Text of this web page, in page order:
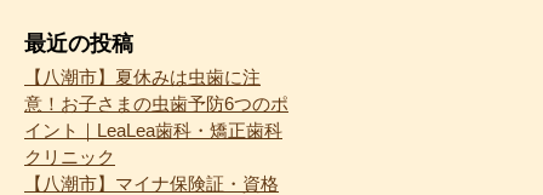
最近の投稿
【八潮市】夏休みは虫歯に注
意！お子さまの虫歯予防6つのポ
イント｜LeaLea歯科・矯正歯科
クリニック
【八潮市】マイナ保険証・資格